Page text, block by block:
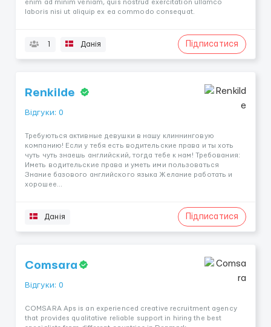
enim ad minim veniam, quis nostrud exercitation ullamco
laboris nisi ut aliquip ex ea commodo consequat.
1 Данія Підписатися
Renkilde
Відгуки: 0
Требуються активные девушки в нашу клиннинговую
компанию! Если у тебя есть водительские права и ты хоть
чуть чуть знаешь английский, тогда тебе к нам! Требования:
Иметь водительские права и уметь ими пользоваться
Знание базового английского языка Желание работать и
хорошее...
Данія Підписатися
Comsara
Відгуки: 0
COMSARA Aps is an experienced creative recruitment agency
that provides qualitative reliable support in hiring the best